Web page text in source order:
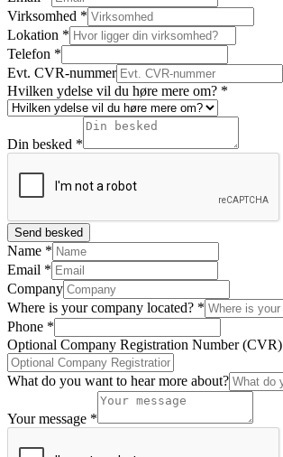
Virksomhed *
Lokation *
Telefon *
Evt. CVR-nummer
Hvilken ydelse vil du høre mere om? *
Din besked *
Send besked
Name *
Email *
Company
Where is your company located? *
Phone *
Optional Company Registration Number (CVR)
What do you want to hear more about?
Your message *